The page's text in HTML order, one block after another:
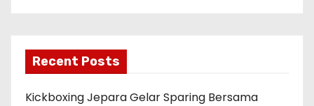
Recent Posts
Kickboxing Jepara Gelar Sparing Bersama